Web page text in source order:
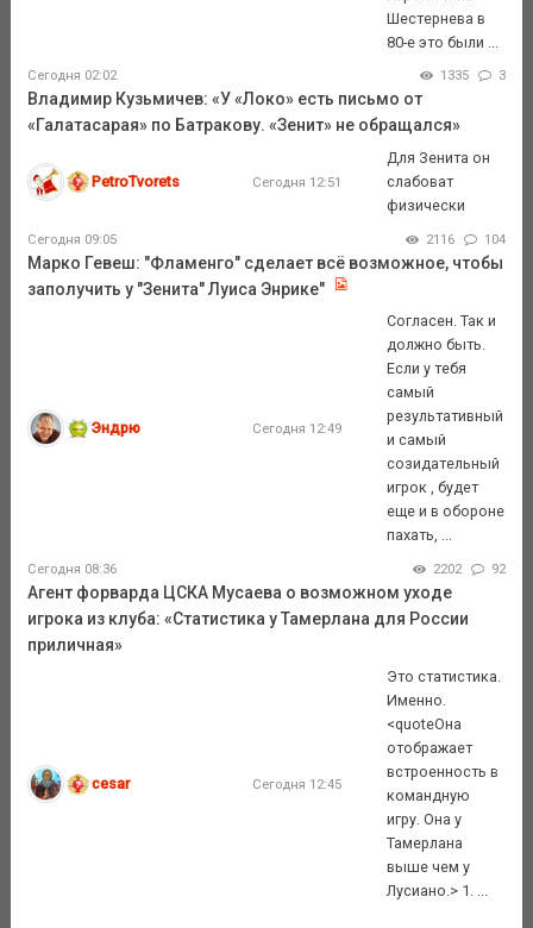
Шестернева в
80-е это были ...
Сегодня 02:02 1335 3
Владимир Кузьмичев: «У «Локо» есть письмо от
«Галатасарая» по Батракову. «Зенит» не обращался»
PetroTvorets Сегодня 12:51
Для Зенита он
слабоват
физически
Сегодня 09:05 2116 104
Марко Гевеш: "Фламенго" сделает всё возможное, чтобы
заполучить у "Зенита" Луиса Энрике"
Эндрю Сегодня 12:49
Согласен. Так и
должно быть.
Если у тебя
самый
результативный
и самый
созидательный
игрок , будет
еще и в обороне
пахать, ...
Сегодня 08:36 2202 92
Агент форварда ЦСКА Мусаева о возможном уходе
игрока из клуба: «Статистика у Тамерлана для России
приличная»
cesar Сегодня 12:45
Это статистика.
Именно.
<quoteОна
отображает
встроенность в
командную
игру. Она у
Тамерлана
выше чем у
Лусиано.> 1. ...